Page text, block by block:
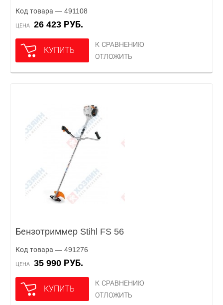
Код товара — 491108
ЦЕНА 26 423 РУБ.
КУПИТЬ
К СРАВНЕНИЮ
ОТЛОЖИТЬ
Бензотриммер Stihl FS 56
Код товара — 491276
ЦЕНА 35 990 РУБ.
КУПИТЬ
К СРАВНЕНИЮ
ОТЛОЖИТЬ